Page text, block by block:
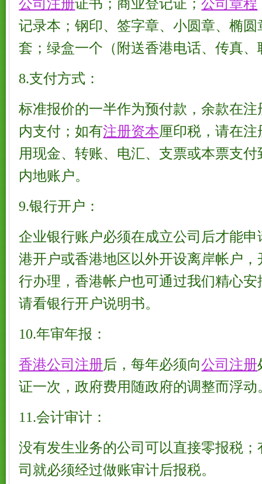
公司注册证书；商业登记证；公司章程
记录本；钢印、签字章、小圆章、椭
套；绿盒一个（附送香港电话、传真
8.支付方式：
标准报价的一半作为预付款，余款在
内支付；如有注册资本厘印税，请在
用现金、转账、电汇、支票或本票支
内地账户。
9.银行开户：
企业银行账户必须在成立公司后才能
港开户或香港地区以外开设离岸帐户
行办理，香港帐户也可通过我们精心
请看银行开户说明书。
10.年审年报：
香港公司注册后，每年必须向公司注册
证一次，政府费用随政府的调整而浮动
11.会计审计：
没有发生业务的公司可以直接零报税
司就必须经过做账审计后报税。